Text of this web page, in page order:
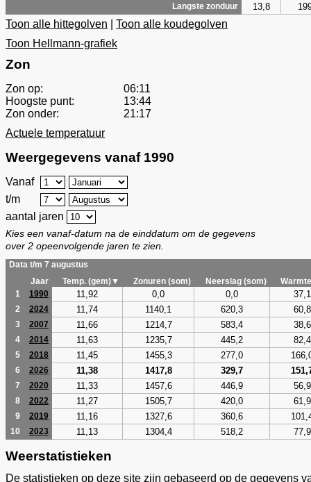
Langste zonduur 13,8
Toon alle hittegolven
Toon alle koudegolven
Toon Hellmann-grafiek
Zon
Zon op:
06:11
Hoogste punt:
13:44
Zon onder:
21:17
Actuele temperatuur
Weergegevens vanaf 1990
Vanaf
t/m
aantal jaren
Kies een vanaf-datum na de einddatum om de gegevens
over 2 opeenvolgende jaren te zien.
Data t/m 7 augustus
Jaar
Temp. (gem)▼ Zonuren (som) Neerslag (som)
1
1990 11,92 0,0 0,0 37,1
2 2024 11,74 1140,1 620,3 60,8
3 2007 11,66 1214,7 583,4 38,6
4 2014 11,63 1235,7 445,2 82,4
5 2018 11,45 1455,3 277,0
6 2026 11,38 1417,8 329,7
7 2020 11,33 1457,6 446,9 56,9
8 2022 11,27 1505,7 420,0 61,9
9 2019 11,16 1327,6 360,6
10 2023 11,13 1304,4 518,2 77,9
Weerstatistieken
De statistieken op deze site zijn gebaseerd op de gegevens